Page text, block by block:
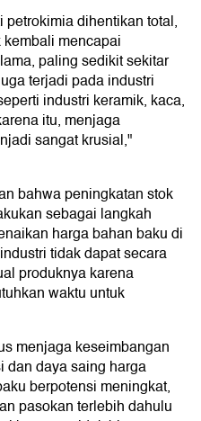
dihentikan total,
mencapai
paling sedikit sekitar
terjadi pada industri
industri keramik, kaca,
itu, menjaga
sangat krusial,"
bahwa peningkatan stok
sebagai langkah
harga bahan baku di
tidak dapat secara
produknya karena
waktu untuk
menjaga keseimbangan
dan daya saing harga
berpotensi meningkat,
pasokan terlebih dahulu